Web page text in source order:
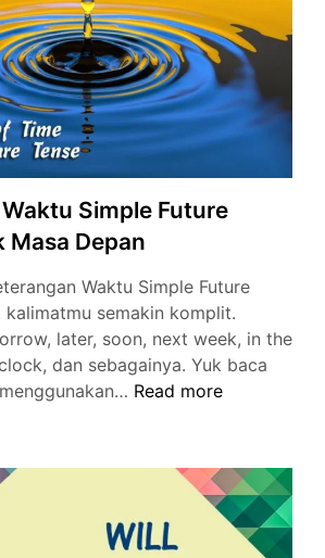
Simple Future
Masa Depan
Waktu Simple Future
kalimatmu semakin komplit.
later, soon, next week, in the
dan sebagainya. Yuk baca
Keterangan
Future
untuk
Masa
Read more